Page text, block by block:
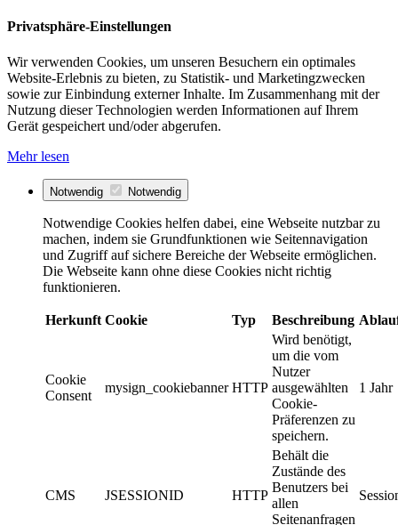
Privatsphäre-Einstellungen
Wir verwenden Cookies, um unseren Besuchern ein optimales
Website-Erlebnis zu bieten, zu Statistik- und Marketingzwecken
sowie zur Einbindung externer Inhalte. Im Zusammenhang mit der
Nutzung dieser Technologien werden Informationen auf Ihrem
Gerät gespeichert und/oder abgerufen.
Mehr lesen
Notwendig Notwendig
Notwendige Cookies helfen dabei, eine Webseite nutzbar zu
machen, indem sie Grundfunktionen wie Seitennavigation
und Zugriff auf sichere Bereiche der Webseite ermöglichen.
Die Webseite kann ohne diese Cookies nicht richtig
funktionieren.
Herkunft Cookie Typ Beschreibung
Cookie
Consent
mysign_cookiebanner HTTP
Wird benötigt,
um die vom
Nutzer
ausgewählten
Cookie-
Präferenzen zu
speichern.
1 Jahr
CMS JSESSIONID HTTP
Behält die
Zustände des
Benutzers bei
allen
Seitenanfragen